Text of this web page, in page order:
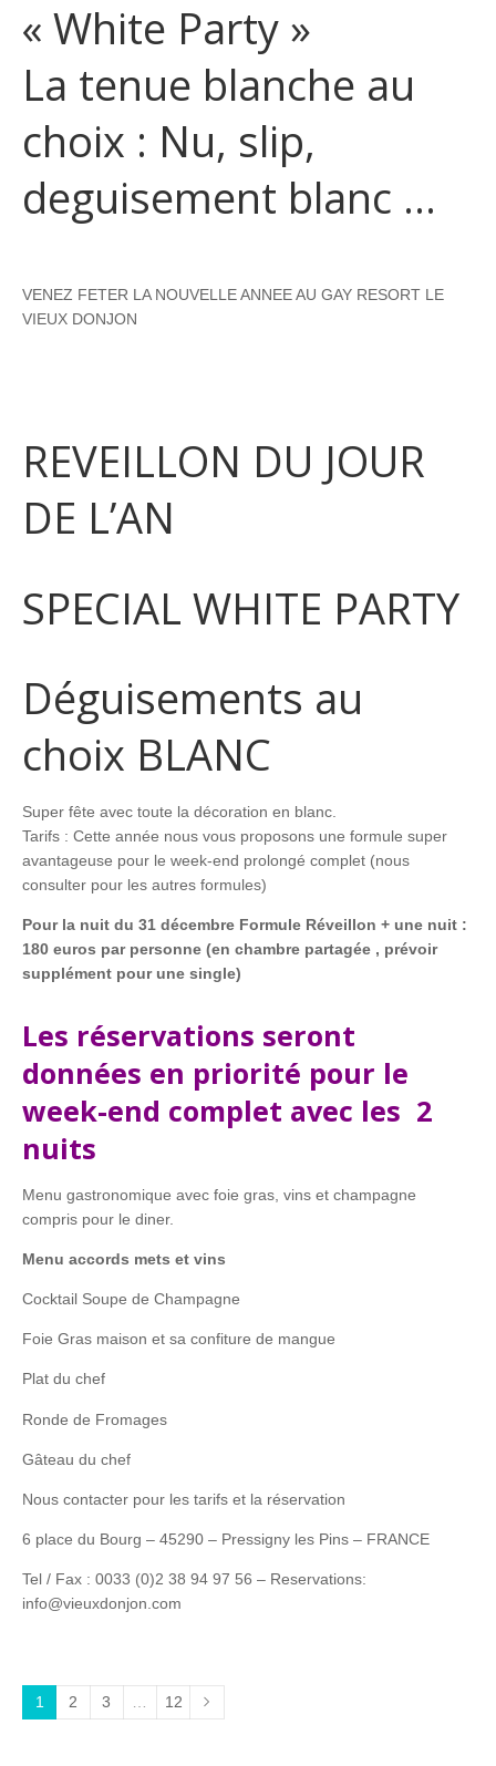
« White Party »
La tenue blanche au
choix : Nu, slip,
deguisement blanc …
VENEZ FETER LA NOUVELLE ANNEE AU GAY RESORT LE
VIEUX DONJON
REVEILLON DU JOUR
DE L’AN
SPECIAL WHITE PARTY
Déguisements au
choix BLANC
Super fête avec toute la décoration en blanc.
Tarifs : Cette année nous vous proposons une formule super
avantageuse pour le week-end prolongé complet (nous
consulter pour les autres formules)
Pour la nuit du 31 décembre Formule Réveillon + une nuit :
180 euros par personne (en chambre partagée , prévoir
supplément pour une single)
Les réservations seront
données en priorité pour le
week-end complet avec les 2
nuits
Menu gastronomique avec foie gras, vins et champagne
compris pour le diner.
Menu accords mets et vins
Cocktail Soupe de Champagne
Foie Gras maison et sa confiture de mangue
Plat du chef
Ronde de Fromages
Gâteau du chef
Nous contacter pour les tarifs et la réservation
6 place du Bourg – 45290 – Pressigny les Pins – FRANCE
Tel / Fax : 0033 (0)2 38 94 97 56 – Reservations:
info@vieuxdonjon.com
1 2 3 12